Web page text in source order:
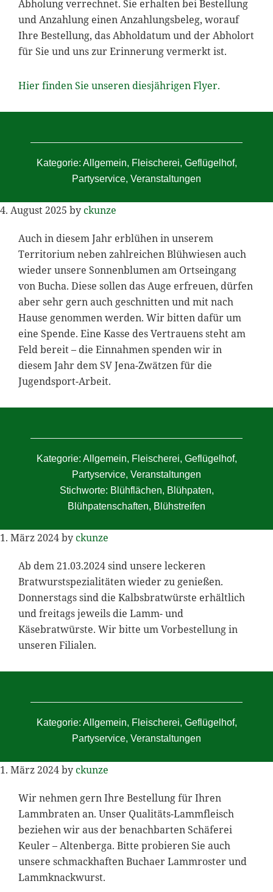
Abholung verrechnet. Sie erhalten bei Bestellung
und Anzahlung einen Anzahlungsbeleg, worauf
Ihre Bestellung, das Abholdatum und der Abholort
für Sie und uns zur Erinnerung vermerkt ist.
Hier finden Sie unseren diesjährigen Flyer.
Kategorie: Allgemein, Fleischerei, Geflügelhof,
Partyservice, Veranstaltungen
4. August 2025 byckunze
Auch in diesem Jahr erblühen in unserem
Territorium neben zahlreichen Blühwiesen auch
wieder unsere Sonnenblumen am Ortseingang
von Bucha. Diese sollen das Auge erfreuen, dürfen
aber sehr gern auch geschnitten und mit nach
Hause genommen werden. Wir bitten dafür um
eine Spende. Eine Kasse des Vertrauens steht am
Feld bereit – die Einnahmen spenden wir in
diesem Jahr dem SV Jena-Zwätzen für die
Jugendsport-Arbeit.
Kategorie: Allgemein, Fleischerei, Geflügelhof,
Partyservice, Veranstaltungen
Stichworte: Blühflächen, Blühpaten,
Blühpatenschaften, Blühstreifen
1. März 2024byckunze
Ab dem 21.03.2024 sind unsere leckeren
Bratwurstspezialitäten wieder zu genießen.
Donnerstags sind die Kalbsbratwürste erhältlich
und freitags jeweils die Lamm- und
Käsebratwürste. Wir bitte um Vorbestellung in
unseren Filialen.
Kategorie: Allgemein, Fleischerei, Geflügelhof,
Partyservice, Veranstaltungen
1. März 2024byckunze
Wir nehmen gern Ihre Bestellung für Ihren
Lammbraten an. Unser Qualitäts-Lammfleisch
beziehen wir aus der benachbarten Schäferei
Keuler – Altenberga. Bitte probieren Sie auch
unsere schmackhaften Buchaer Lammroster und
Lammknackwurst.